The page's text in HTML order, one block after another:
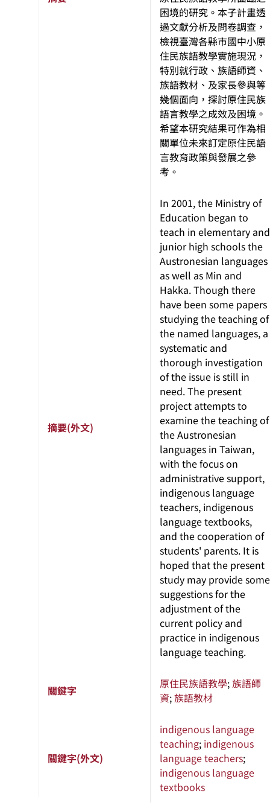
困境的研究。本子計畫透
過文獻分析及問卷調查，
檢視臺灣各縣市國中小原
住民族語教學實施現況，
特別就行政、族語師資、
族語教材、及家長參與等
幾個面向，探討原住民族
語言教學之成效及困境。
希望本研究結果可作為相
關單位未來訂定原住民語
言教育政策與發展之參
考。
摘要(外文)
In 2001, the Ministry of
Education began to
teach in elementary and
junior high schools the
Austronesian languages
as well as Min and
Hakka. Though there
have been some papers
studying the teaching of
the named languages, a
systematic and
thorough investigation
of the issue is still in
need. The present
project attempts to
examine the teaching of
the Austronesian
languages in Taiwan,
with the focus on
administrative support,
indigenous language
teachers, indigenous
language textbooks,
and the cooperation of
students' parents. It is
hoped that the present
study may provide some
suggestions for the
adjustment of the
current policy and
practice in indigenous
language teaching.
關鍵字 原住民族語教學;族語師
資;族語教材
關鍵字(外文)
indigenous language
teaching; indigenous
language teachers;
indigenous language
textbooks